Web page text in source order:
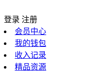
登录 注册
会员中心
我的钱包
收入记录
精品资源